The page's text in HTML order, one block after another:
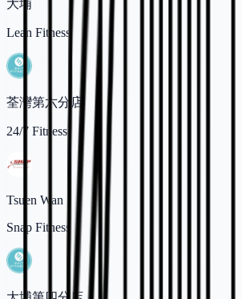
大埔
Lean Fitness
荃灣第六分店
24/7 Fitness
Tsuen Wan
Snap Fitness